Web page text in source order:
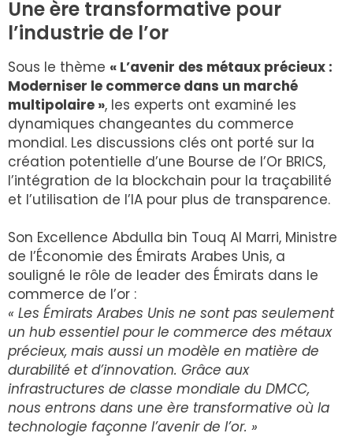
Une ère transformative pour
l’industrie de l’or
Sous le thème « L’avenir des métaux précieux :
Moderniser le commerce dans un marché
multipolaire », les experts ont examiné les
dynamiques changeantes du commerce
mondial. Les discussions clés ont porté sur la
création potentielle d’une Bourse de l’Or BRICS,
l’intégration de la blockchain pour la traçabilité
et l’utilisation de l’IA pour plus de transparence.
Son Excellence Abdulla bin Touq Al Marri, Ministre
de l’Économie des Émirats Arabes Unis, a
souligné le rôle de leader des Émirats dans le
commerce de l’or :
« Les Émirats Arabes Unis ne sont pas seulement
un hub essentiel pour le commerce des métaux
précieux, mais aussi un modèle en matière de
durabilité et d’innovation. Grâce aux
infrastructures de classe mondiale du DMCC,
nous entrons dans une ère transformative où la
technologie façonne l’avenir de l’or. »